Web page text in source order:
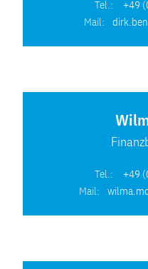
Tel.:
+49
Mail:
Tel.:
+49
Mail: